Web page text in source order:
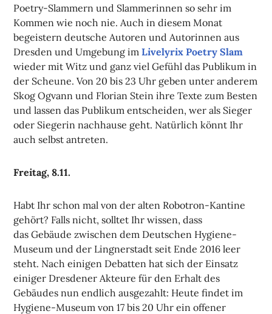
Poetry-Slammern und Slammerinnen so sehr im
Kommen wie noch nie. Auch in diesem Monat
begeistern deutsche Autoren und Autorinnen aus
Dresden und Umgebung imLivelyrix Poetry Slam
wieder mit Witz und ganz viel Gefühl das Publikum in
der Scheune. Von 20 bis 23 Uhr geben unter anderem
Skog Ogvann und Florian Stein ihre Texte zum Besten
und lassen das Publikum entscheiden, wer als Sieger
oder Siegerin nachhause geht. Natürlich könnt Ihr
auch selbst antreten.
Freitag, 8.11.
Habt Ihr schon mal von der alten Robotron-Kantine
gehört? Falls nicht, solltet Ihr wissen, dass
das Gebäude zwischen dem Deutschen Hygiene-
Museum und der Lingnerstadt seit Ende 2016 leer
steht. Nach einigen Debatten hat sich der Einsatz
einiger Dresdener Akteure für den Erhalt des
Gebäudes nun endlich ausgezahlt: Heute findet im
Hygiene-Museum von 17 bis 20 Uhr ein offener